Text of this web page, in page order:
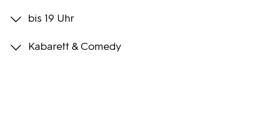
bis 19 Uhr
Kabarett & Comedy